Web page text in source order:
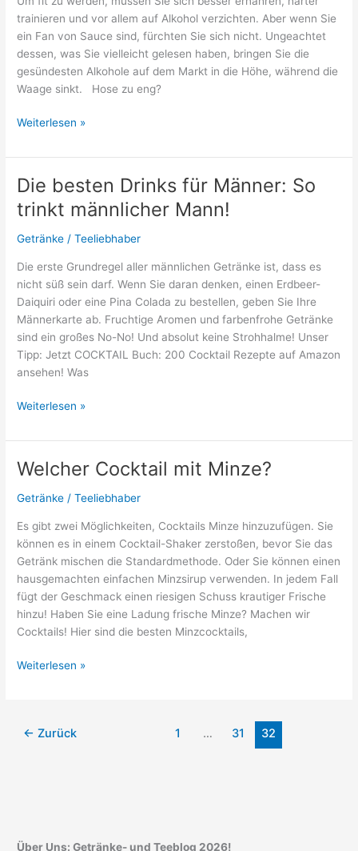
trainieren und vor allem auf Alkohol verzichten. Aber wenn Sie
ein Fan von Sauce sind, fürchten Sie sich nicht. Ungeachtet
dessen, was Sie vielleicht gelesen haben, bringen Sie die
gesündesten Alkohole auf dem Markt in die Höhe, während die
Waage sinkt. Hose zu eng?
Welcher
hat
am
wenigsten
Kalorien?
Weiterlesen »
Die besten Drinks für Männer: So
trinkt männlicher Mann!
Getränke /Teeliebhaber
Die erste Grundregel aller männlichen Getränke ist, dass es
nicht süß sein darf. Wenn Sie daran denken, einen Erdbeer-
Daiquiri oder eine Pina Colada zu bestellen, geben Sie Ihre
Männerkarte ab. Fruchtige Aromen und farbenfrohe Getränke
sind ein großes No-No! Und absolut keine Strohhalme! Unser
Tipp: Jetzt COCKTAIL Buch: 200 Cocktail Rezepte auf Amazon
ansehen! Was
Die
Drinks
für
Männer:
So
männlicher
Mann!
Weiterlesen »
Welcher Cocktail mit Minze?
Getränke /Teeliebhaber
Es gibt zwei Möglichkeiten, Cocktails Minze hinzuzufügen. Sie
können es in einem Cocktail-Shaker zerstoßen, bevor Sie das
Getränk mischen die Standardmethode. Oder Sie können einen
hausgemachten einfachen Minzsirup verwenden. In jedem Fall
fügt der Geschmack einen riesigen Schuss krautiger Frische
hinzu! Haben Sie eine Ladung frische Minze? Machen wir
Cocktails! Hier sind die besten Minzcocktails,
Welcher
Weiterlesen »
← Zurück 1 … 31 32
Über Uns: Getränke- und Teeblog 2026!